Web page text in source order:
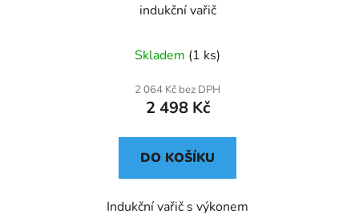
indukční vařič
Skladem (1 ks)
2 064 Kč bez DPH
2 498 Kč
DO KOŠÍKU
Indukční vařič s výkonem